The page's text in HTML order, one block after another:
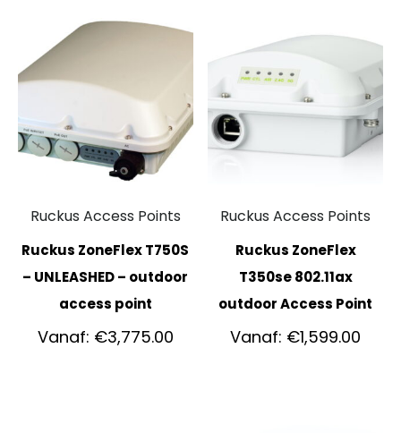
Ruckus Access Points
Ruckus ZoneFlex T750S
– UNLEASHED – outdoor
access point
Vanaf: €3,775.00
Ruckus Access Points
Ruckus ZoneFlex
T350se 802.11ax
outdoor Access Point
Vanaf: €1,599.00